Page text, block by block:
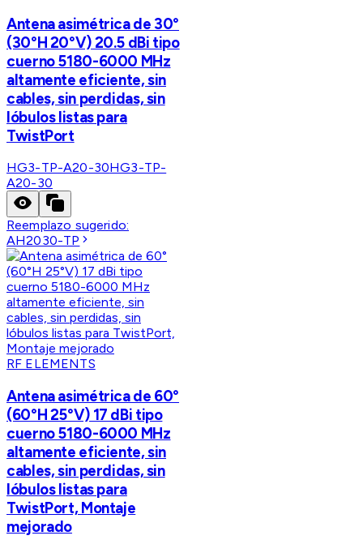
Antena asimétrica de 30°
(30°H 20°V) 20.5 dBi tipo
cuerno 5180-6000 MHz
altamente eficiente, sin
cables, sin perdidas, sin
lóbulos listas para
TwistPort
HG3-TP-A20-30HG3-TP-
A20-30
Reemplazo sugerido:
AH2030-TP
RF ELEMENTS
Antena asimétrica de 60°
(60°H 25°V) 17 dBi tipo
cuerno 5180-6000 MHz
altamente eficiente, sin
cables, sin perdidas, sin
lóbulos listas para
TwistPort, Montaje
mejorado